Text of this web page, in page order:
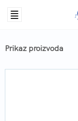
Prikaz proizvoda